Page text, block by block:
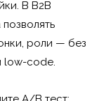
В B2B
роли — без
low-code.